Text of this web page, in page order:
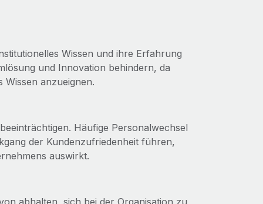
Wissen und ihre Erfahrung
und Innovation behindern, da
Wissen anzueignen.
Häufige Personalwechsel
der Kundenzufriedenheit führen,
auswirkt.
abhalten, sich bei der Organisation zu